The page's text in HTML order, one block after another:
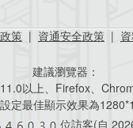
策 | 資通安全政策 |
建議瀏覽器：
以上、Firefox、
定最佳顯示效果為
位訪客(自